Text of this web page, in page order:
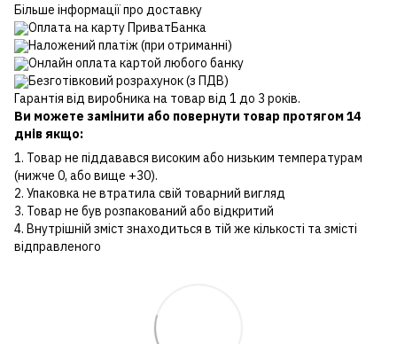
Більше інформації про доставку
Оплата на карту ПриватБанка
Наложений платіж (при отриманні)
Онлайн оплата картой любого банку
Безготівковий розрахунок (з ПДВ)
Гарантія від виробника на товар від 1 до 3 років.
Ви можете замінити або повернути товар протягом 14
днів якщо:
1. Товар не піддавався високим або низьким температурам
(нижче 0, або вище +30).
2. Упаковка не втратила свій товарний вигляд
3. Товар не був розпакований або відкритий
4. Внутрішній зміст знаходиться в тій же кількості та змісті
відправленого